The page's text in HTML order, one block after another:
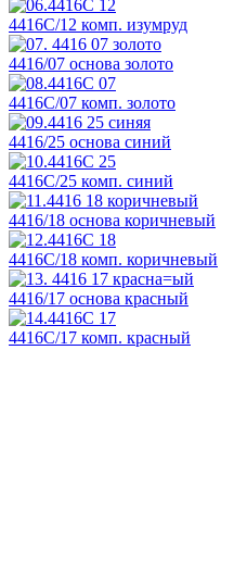
4416С/12 комп. изумруд
4416/07 основа золото
4416С/07 комп. золото
4416/25 основа синий
4416С/25 комп. синий
4416/18 основа коричневый
4416C/18 комп. коричневый
4416/17 основа красный
4416С/17 комп. красный